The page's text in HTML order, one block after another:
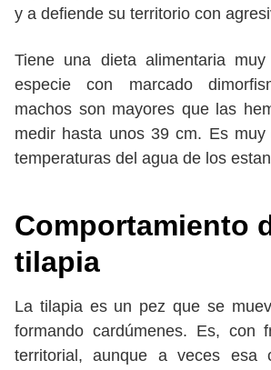
y a defiende su territorio con
Tiene una dieta alimentaria
especie con marcado
machos son mayores que las
medir hasta unos 39 cm. Es
temperaturas del agua de los
Comportamiento
tilapia
La tilapia es un pez que se
formando cardúmenes. Es, con
territorial, aunque a veces esa